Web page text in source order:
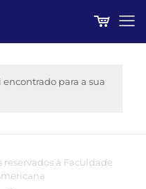
para a sua
reservados à Faculdade